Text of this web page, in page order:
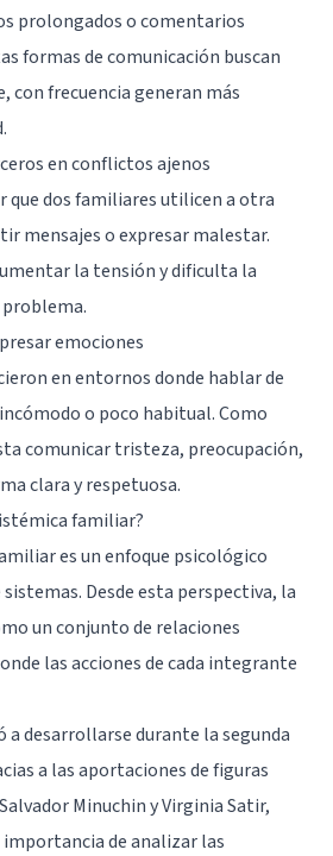
prolongados o comentarios
formas de comunicación buscan
con frecuencia generan más
en conflictos ajenos
que dos familiares utilicen a otra
mensajes o expresar malestar.
la tensión y dificulta la
emociones
en entornos donde hablar de
o poco habitual. Como
comunicar tristeza, preocupación,
clara y respetuosa.
familiar?
es un enfoque psicológico
Desde esta perspectiva, la
un conjunto de relaciones
las acciones de cada integrante
a desarrollarse durante la segunda
a las aportaciones de figuras
Minuchin y Virginia Satir,
de analizar las